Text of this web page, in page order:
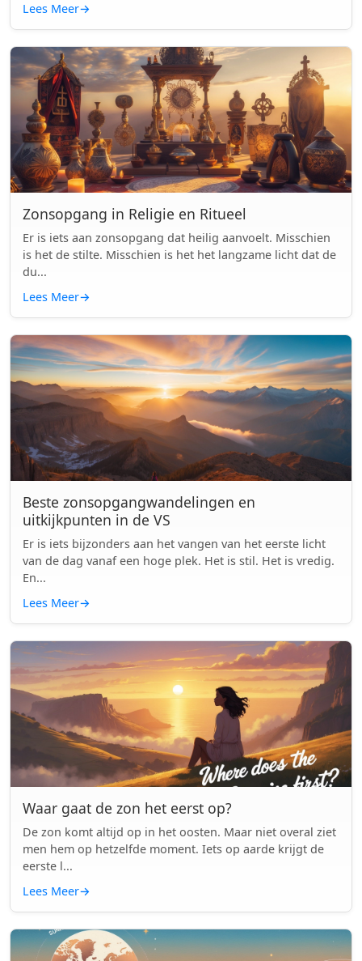
Lees Meer→
Zonsopgang in Religie en Ritueel
Er is iets aan zonsopgang dat heilig aanvoelt. Misschien
is het de stilte. Misschien is het het langzame licht dat de
du...
Lees Meer→
Beste zonsopgangwandelingen en
uitkijkpunten in de VS
Er is iets bijzonders aan het vangen van het eerste licht
van de dag vanaf een hoge plek. Het is stil. Het is vredig.
En...
Lees Meer→
Waar gaat de zon het eerst op?
De zon komt altijd op in het oosten. Maar niet overal ziet
men hem op hetzelfde moment. Iets op aarde krijgt de
eerste l...
Lees Meer→